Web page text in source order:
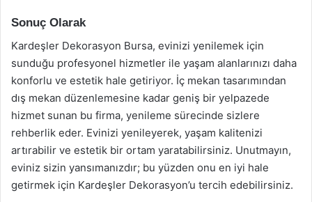
Sonuç Olarak
Kardeşler Dekorasyon Bursa, evinizi yenilemek için
sunduğu profesyonel hizmetler ile yaşam alanlarınızı daha
konforlu ve estetik hale getiriyor. İç mekan tasarımından
dış mekan düzenlemesine kadar geniş bir yelpazede
hizmet sunan bu firma, yenileme sürecinde sizlere
rehberlik eder. Evinizi yenileyerek, yaşam kalitenizi
artırabilir ve estetik bir ortam yaratabilirsiniz. Unutmayın,
eviniz sizin yansımanızdır; bu yüzden onu en iyi hale
getirmek için Kardeşler Dekorasyon’u tercih edebilirsiniz.